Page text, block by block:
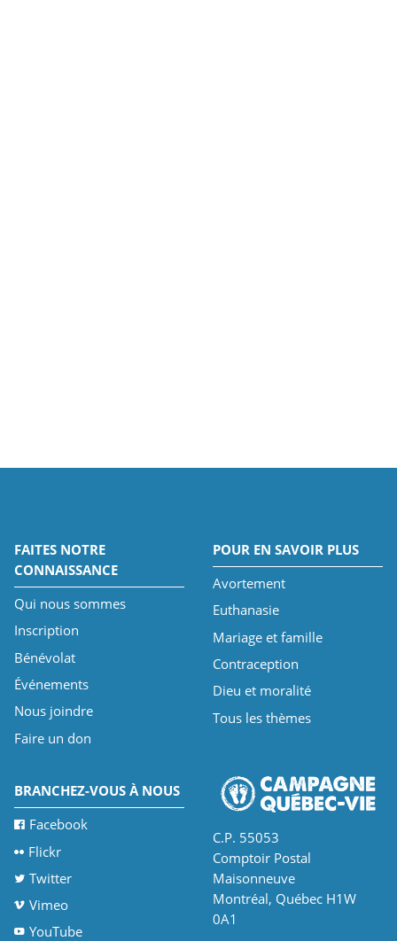
FAITES NOTRE
CONNAISSANCE
Qui nous sommes
Inscription
Bénévolat
Événements
Nous joindre
Faire un don
POUR EN SAVOIR PLUS
Avortement
Euthanasie
Mariage et famille
Contraception
Dieu et moralité
Tous les thèmes
BRANCHEZ-VOUS À NOUS
Facebook
Flickr
Twitter
Vimeo
YouTube
C.P. 55053
Comptoir Postal
Maisonneuve
Montréal, Québec H1W
0A1